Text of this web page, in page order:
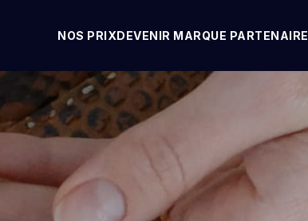
NOS PRIXDEVENIR MARQUE PARTENAIRE